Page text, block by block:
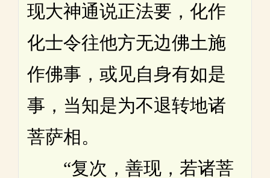
现大神通说正法要，化作
化士令往他方无边佛土施
作佛事，或见自身有如是
事，当知是为不退转地诸
菩萨相。
“复次，善现，若诸菩